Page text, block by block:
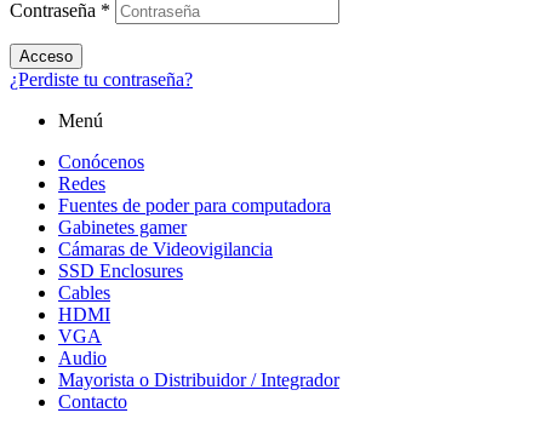
Contraseña *
Acceso
¿Perdiste tu contraseña?
Menú
Conócenos
Redes
Fuentes de poder para computadora
Gabinetes gamer
Cámaras de Videovigilancia
SSD Enclosures
Cables
HDMI
VGA
Audio
Mayorista o Distribuidor / Integrador
Contacto